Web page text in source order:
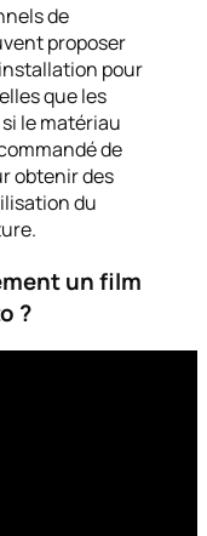
de
proposer
pour
que les
le matériau
de
obtenir des
du
un film
?